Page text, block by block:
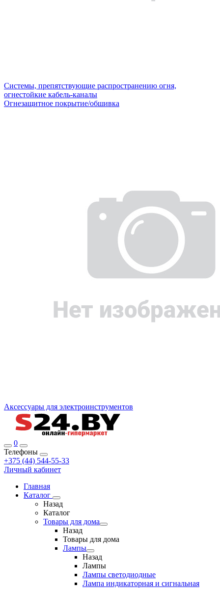
Системы, препятствующие распространению огня,
огнестойкие кабель-каналы
Огнезащитное покрытие/обшивка
Аксессуары для электроинструментов
0
Телефоны
+375 (44) 544-55-33
Личный кабинет
Главная
Каталог
Назад
Каталог
Товары для дома
Назад
Товары для дома
Лампы
Назад
Лампы
Лампы светодиодные
Лампа индикаторная и сигнальная